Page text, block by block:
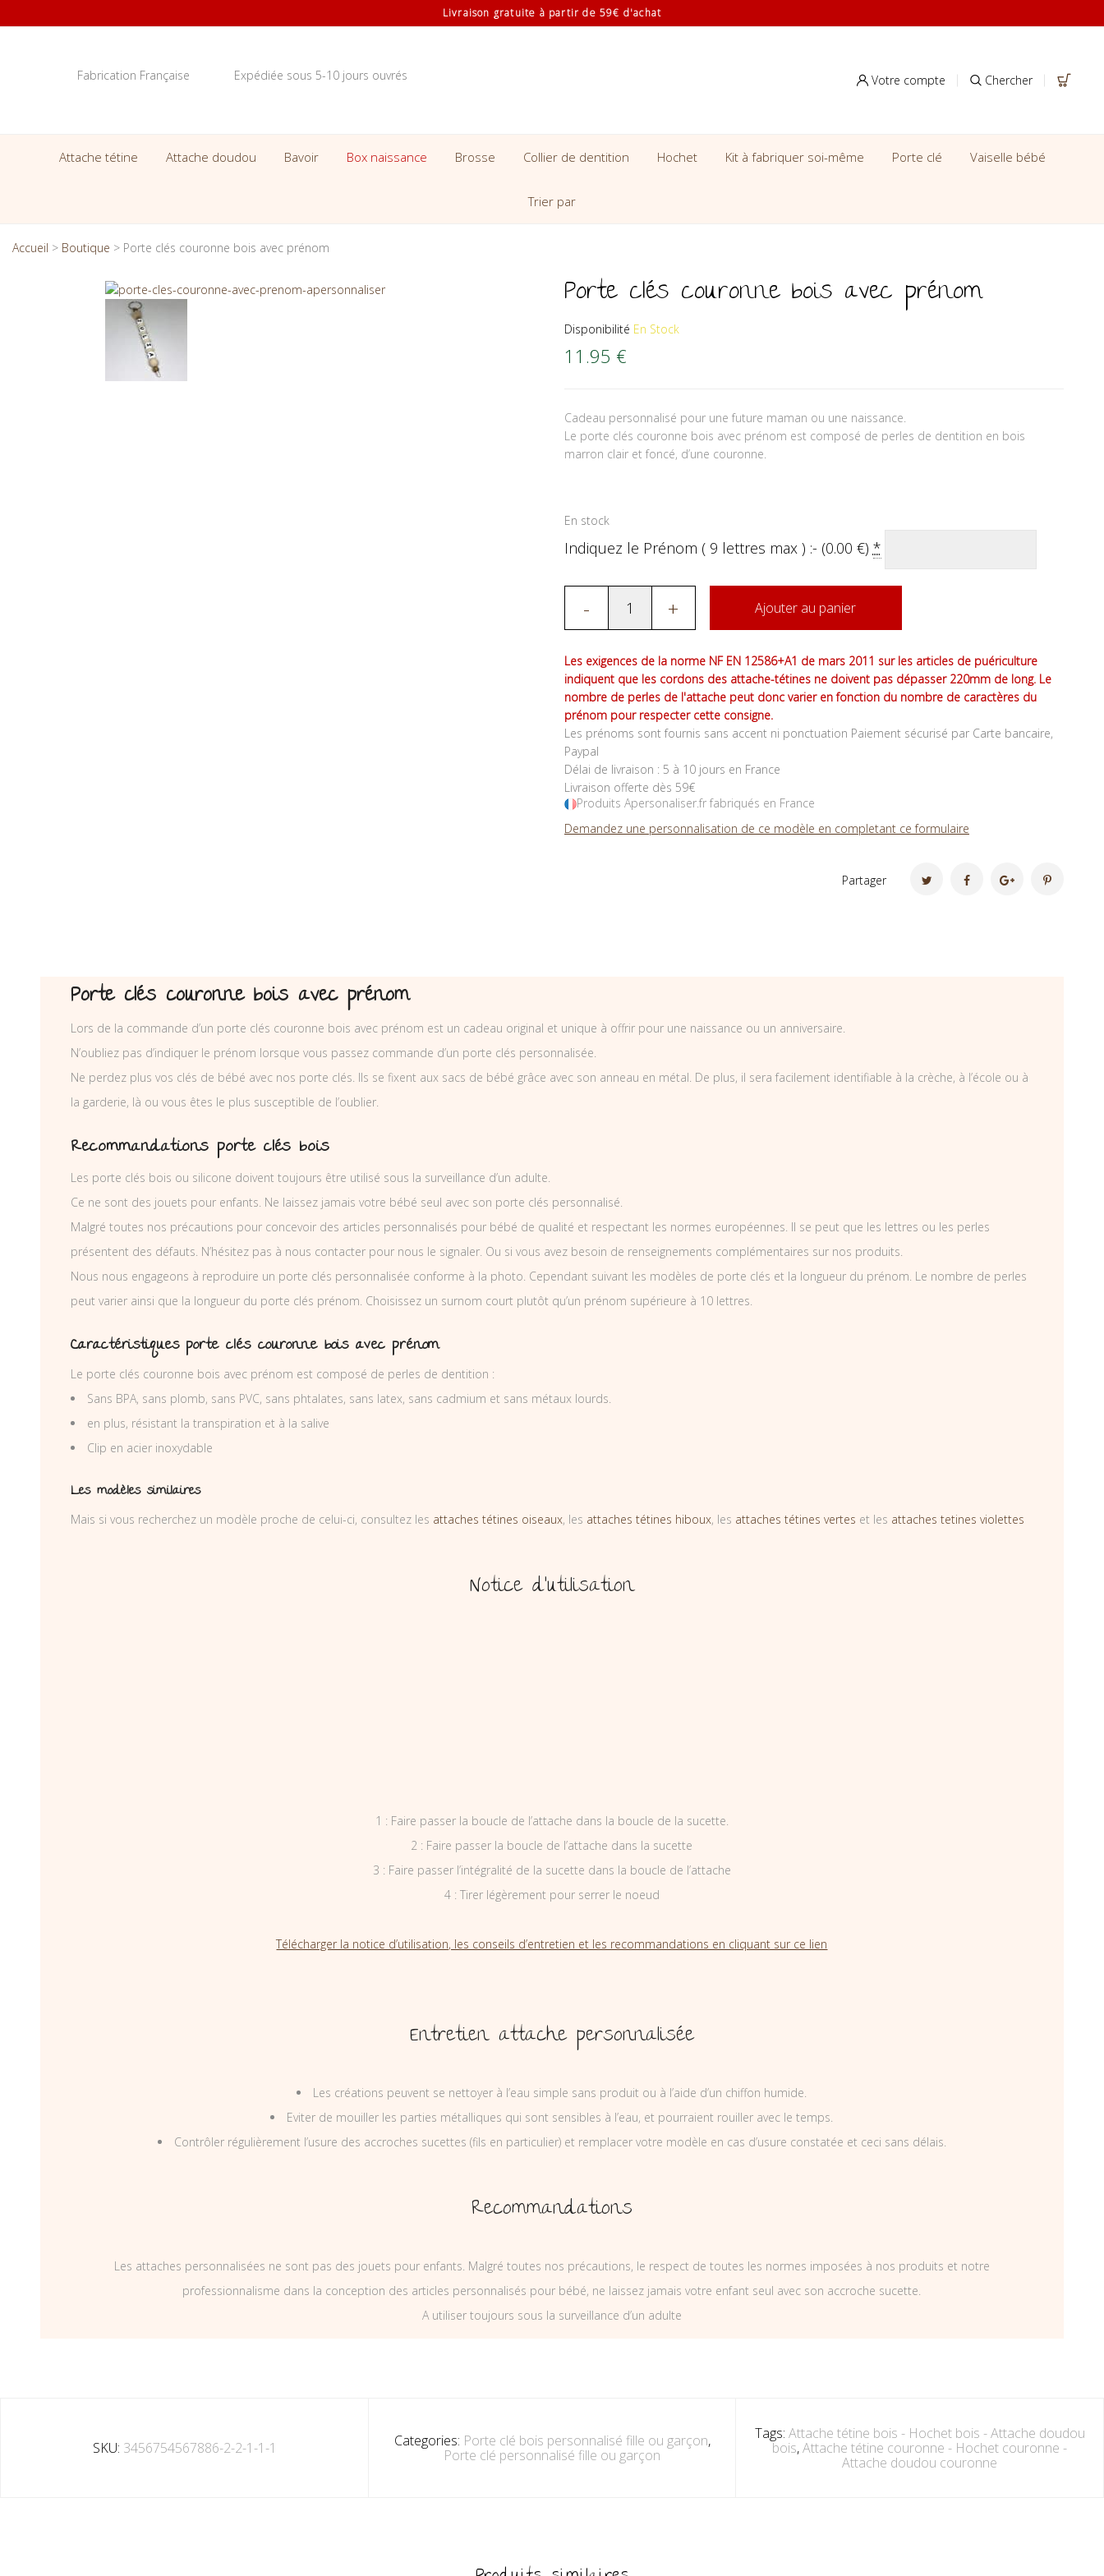
Livraison gratuite à partir de 59€ d'achat
Fabrication Française Expédiée sous 5-10 jours ouvrés Votre compte Chercher
Attache tétine Attache doudou Bavoir Box naissance Brosse Collier de dentition Hochet Kit à fabriquer soi-même Porte clé Vaiselle bébé
Trier par
Accueil > Boutique > Porte clés couronne bois avec prénom
Porte clés couronne bois avec prénom
Disponibilité En Stock
11.95 €
Cadeau personnalisé pour une future maman ou une naissance.
Le porte clés couronne bois avec prénom est composé de perles de dentition en bois
marron clair et foncé, d’une couronne.
En stock
Indiquez le Prénom ( 9 lettres max ) :- (0.00 €) *
- + Ajouter au panier
Les exigences de la norme NF EN 12586+A1 de mars 2011 sur les articles de puériculture
indiquent que les cordons des attache-tétines ne doivent pas dépasser 220mm de long. Le
nombre de perles de l'attache peut donc varier en fonction du nombre de caractères du
prénom pour respecter cette consigne.
Les prénoms sont fournis sans accent ni ponctuation Paiement sécurisé par Carte bancaire,
Paypal
Délai de livraison : 5 à 10 jours en France
Livraison offerte dès 59€
Produits Apersonaliser.fr fabriqués en France
Demandez une personnalisation de ce modèle en completant ce formulaire
Partager
Porte clés couronne bois avec prénom
Lors de la commande d’un porte clés couronne bois avec prénom est un cadeau original et unique à offrir pour une naissance ou un anniversaire.
N’oubliez pas d’indiquer le prénom lorsque vous passez commande d’un porte clés personnalisée.
Ne perdez plus vos clés de bébé avec nos porte clés. Ils se fixent aux sacs de bébé grâce avec son anneau en métal. De plus, il sera facilement identifiable à la crèche, à l’école ou à
la garderie, là ou vous êtes le plus susceptible de l’oublier.
Recommandations porte clés bois
Les porte clés bois ou silicone doivent toujours être utilisé sous la surveillance d’un adulte.
Ce ne sont des jouets pour enfants. Ne laissez jamais votre bébé seul avec son porte clés personnalisé.
Malgré toutes nos précautions pour concevoir des articles personnalisés pour bébé de qualité et respectant les normes européennes. Il se peut que les lettres ou les perles
présentent des défauts. N’hésitez pas à nous contacter pour nous le signaler. Ou si vous avez besoin de renseignements complémentaires sur nos produits.
Nous nous engageons à reproduire un porte clés personnalisée conforme à la photo. Cependant suivant les modèles de porte clés et la longueur du prénom. Le nombre de perles
peut varier ainsi que la longueur du porte clés prénom. Choisissez un surnom court plutôt qu’un prénom supérieure à 10 lettres.
Caractéristiques porte clés couronne bois avec prénom
Le porte clés couronne bois avec prénom est composé de perles de dentition :
Sans BPA, sans plomb, sans PVC, sans phtalates, sans latex, sans cadmium et sans métaux lourds.
en plus, résistant la transpiration et à la salive
Clip en acier inoxydable
Les modèles similaires
Mais si vous recherchez un modèle proche de celui-ci, consultez les attaches tétines oiseaux, les attaches tétines hiboux, les attaches tétines vertes et les attaches tetines violettes
Notice d’utilisation
1 : Faire passer la boucle de l’attache dans la boucle de la sucette.
2 : Faire passer la boucle de l’attache dans la sucette
3 : Faire passer l’intégralité de la sucette dans la boucle de l’attache
4 : Tirer légèrement pour serrer le noeud
Télécharger la notice d’utilisation, les conseils d’entretien et les recommandations en cliquant sur ce lien
Entretien attache personnalisée
Les créations peuvent se nettoyer à l’eau simple sans produit ou à l’aide d’un chiffon humide.
Eviter de mouiller les parties métalliques qui sont sensibles à l’eau, et pourraient rouiller avec le temps.
Contrôler régulièrement l’usure des accroches sucettes (fils en particulier) et remplacer votre modèle en cas d’usure constatée et ceci sans délais.
Recommandations
Les attaches personnalisées ne sont pas des jouets pour enfants. Malgré toutes nos précautions, le respect de toutes les normes imposées à nos produits et notre
professionnalisme dans la conception des articles personnalisés pour bébé, ne laissez jamais votre enfant seul avec son accroche sucette.
A utiliser toujours sous la surveillance d’un adulte
SKU: 3456754567886-2-2-1-1-1 Categories: Porte clé bois personnalisé fille ou garçon,
Porte clé personnalisé fille ou garçon
Tags: Attache tétine bois - Hochet bois - Attache doudou
bois,Attache tétine couronne - Hochet couronne -
Attache doudou couronne